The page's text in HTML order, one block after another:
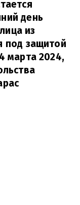
день
из
под защитой
марта 2024,